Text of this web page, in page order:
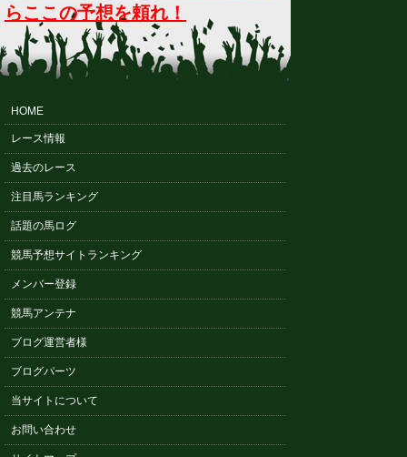
らここの予想を頼れ！
HOME
レース情報
過去のレース
注目馬ランキング
話題の馬ログ
競馬予想サイトランキング
メンバー登録
競馬アンテナ
ブログ運営者様
ブログパーツ
当サイトについて
お問い合わせ